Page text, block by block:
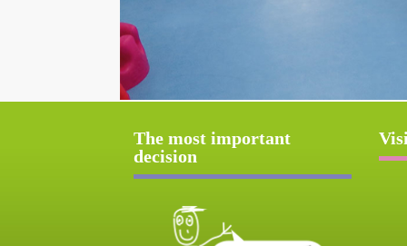
The most important
decision